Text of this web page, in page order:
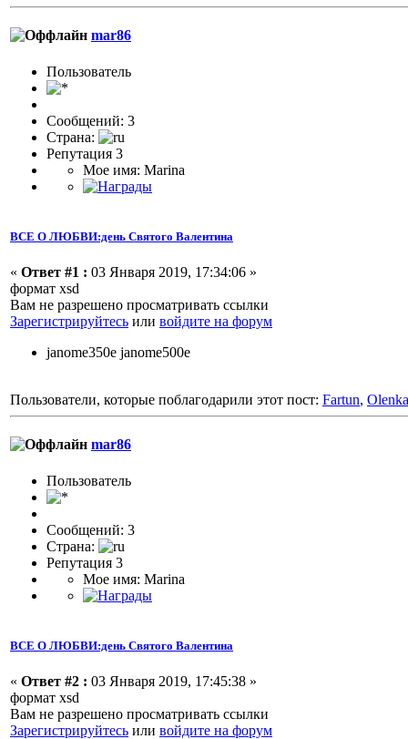
mar86
Пользователь
Сообщений: 3
Страна:
Репутация 3
Мое имя: Marina
ВСЕ О ЛЮБВИ:день Святого Валентина
« Ответ #1 : 03 Января 2019, 17:34:06 »
формат xsd
Вам не разрешено просматривать ссылки
Зарегистрируйтесь или войдите на форум
janome350e janome500e
Пользователи, которые поблагодарили этот пост: Fartun,
mar86
Пользователь
Сообщений: 3
Страна:
Репутация 3
Мое имя: Marina
ВСЕ О ЛЮБВИ:день Святого Валентина
« Ответ #2 : 03 Января 2019, 17:45:38 »
формат xsd
Вам не разрешено просматривать ссылки
Зарегистрируйтесь или войдите на форум